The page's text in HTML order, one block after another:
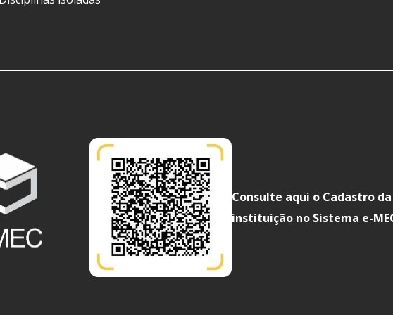
Consulte aqui o Cadastro da
instituição no Sistema e-